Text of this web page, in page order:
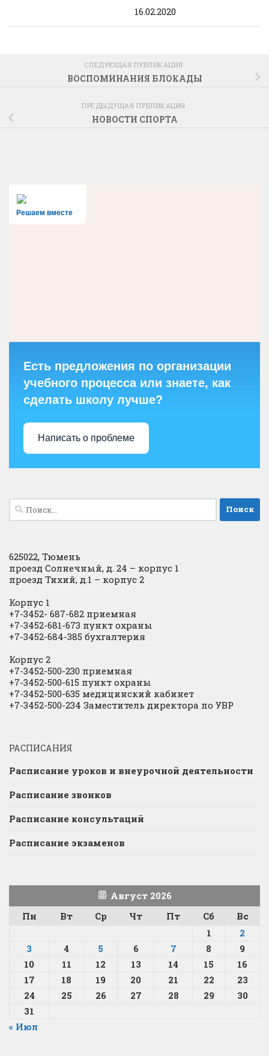
16.02.2020
СЛЕДУЮЩАЯ ПУБЛИКАЦИЯ
ВОСПОМИНАНИЯ БЛОКАДЫ
ПРЕДЫДУЩАЯ ПУБЛИКАЦИЯ
НОВОСТИ СПОРТА
Решаем вместе
Есть предложения по организации
учебного процесса или знаете, как
сделать школу лучше?
Написать о проблеме
Найти:
625022, Тюмень
проезд Солнечный, д. 24 – корпус 1
проезд Тихий, д.1 – корпус 2
Корпус 1
+7-3452- 687-682 приемная
+7-3452-681-673 пункт охраны
+7-3452-684-385 бухгалтерия
Корпус 2
+7-3452-500-230 приемная
+7-3452-500-615 пункт охраны
+7-3452-500-635 медицинский кабинет
+7-3452-500-234 Заместитель директора по УВР
РАСПИСАНИЯ
Расписание уроков и внеурочной деятельности
Расписание звонков
Расписание консультаций
Расписание экзаменов
Август 2026
Пн
Вт Ср Чт Пт Сб
Вс
1
2
3
4 5 6 7 8
9
10
11 12 13 14 15
16
17
18 19 20 21 22
23
24
25 26 27 28 29
30
31
« Июл